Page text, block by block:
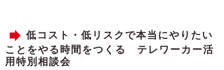
低コスト・低リスクで本当にやりたい
ことをやる時間をつくる テレワーカー活
用特別相談会